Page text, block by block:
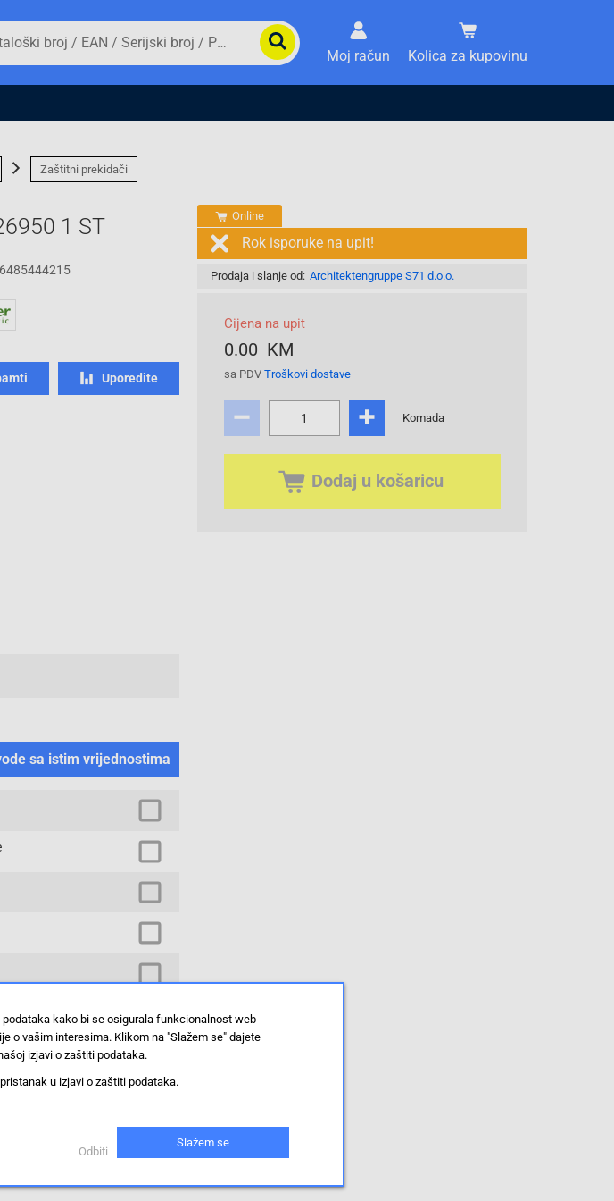
Moj račun Kolica za kupovinu
Zaštitni prekidači
1 ST Online
Rok isporuke na upit!
Prodaja i slanje od: Architektengruppe S71 d.o.o.
Cijena na upit
0.00 KM
sa PDV Troškovi dostave
Komada
Dodaj u košaricu
Uporedite
sa istim vrijednostima
sa istim vrijednostima
kako bi se osigurala funkcionalnost web
o vašim interesima. Klikom na "Slažem se" dajete
izjavi o zaštiti podataka.
u izjavi o zaštiti podataka.
Odbiti
Slažem se